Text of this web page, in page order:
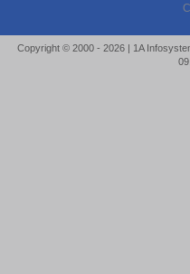
Copyright © 2000 - 2026 | 1A